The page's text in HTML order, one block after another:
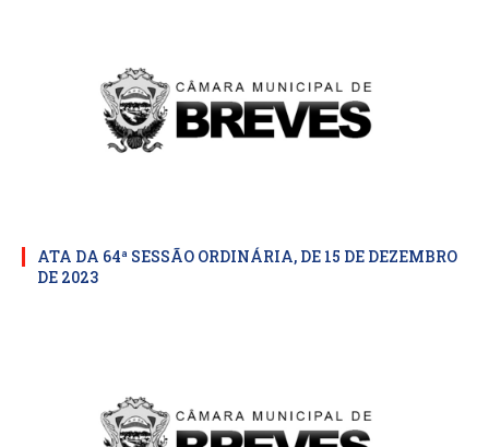
ATA DA 64ª SESSÃO ORDINÁRIA, DE 15 DE DEZEMBRO
DE 2023